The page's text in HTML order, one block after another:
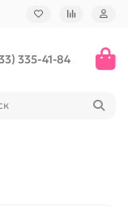
335-41-84